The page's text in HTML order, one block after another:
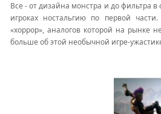
Все - от дизайна монстра и до фильтра в
игроках ностальгию по первой
«хоррор», аналогов которой на рынке
больше об этой необычной игре-